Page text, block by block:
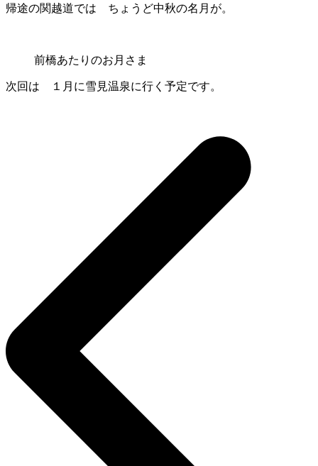
帰途の関越道では ちょうど中秋の名月が。
前橋あたりのお月さま
次回は １月に雪見温泉に行く予定です。